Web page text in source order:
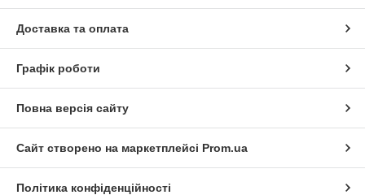
Доставка та оплата
Графік роботи
Повна версія сайту
Сайт створено на маркетплейсі Prom.ua
Політика конфіденційності